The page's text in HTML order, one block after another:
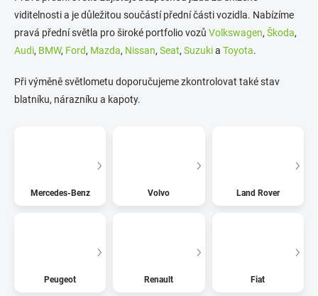
viditelnosti a je důležitou součástí přední části vozidla. Nabízíme
pravá přední světla pro široké portfolio vozů Volkswagen, Škoda,
Audi, BMW, Ford, Mazda, Nissan, Seat, Suzukia Toyota.
Při výměně světlometu doporučujeme zkontrolovat také stav
blatníku, nárazníku a kapoty.
Mercedes-Benz Volvo Land Rover
Peugeot Renault Fiat